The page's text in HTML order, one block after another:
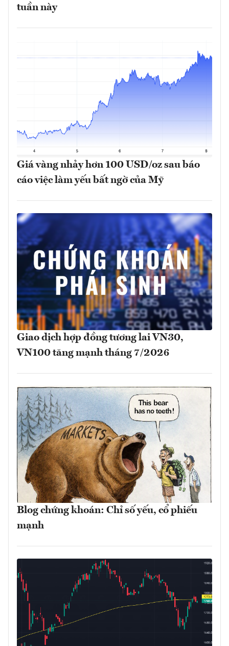
tuần này
Giá vàng nhảy hơn 100 USD/oz sau báo
cáo việc làm yếu bất ngờ của Mỹ
Giao dịch hợp đồng tương lai VN30,
VN100 tăng mạnh tháng 7/2026
Blog chứng khoán: Chỉ số yếu, cổ phiếu
mạnh